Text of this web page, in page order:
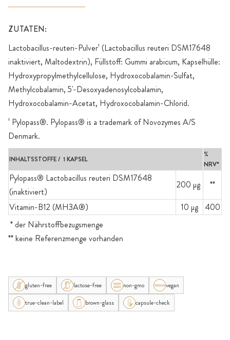
ZUTATEN:
Lactobacillus-reuteri-Pulver¹ (Lactobacillus reuteri DSM17648
inaktiviert, Maltodextrin), Füllstoff: Gummi arabicum, Kapselhülle:
Hydroxypropylmethylcellulose, Hydroxocobalamin-Sulfat,
Methylcobalamin, 5'-Desoxyadenosylcobalamin,
Hydroxocobalamin-Acetat, Hydroxocobalamin-Chlorid.
¹ Pylopass®. Pylopass® is a trademark of Novozymes A/S
Denmark.
INHALTSSTOFFE / 1 KAPSEL
%
NRV*
Pylopass® Lactobacillus reuteri DSM17648
(inaktiviert)
200 µg
**
Vitamin-B12 (MH3A®)
10 µg 400
* der Nährstoffbezugsmenge
** keine Referenzmenge vorhanden
gluten-free lactose-free non-gmo
vegan
true-clean-label
brown-glass capsule-check